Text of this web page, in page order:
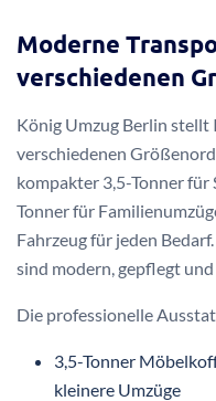
Moderne
verschiedenen
König Umzug Berlin stellt
verschiedenen
kompakter 3,5-Tonner
Tonner für
Fahrzeug für jeden
sind modern, gepflegt
Die professionelle
3,5-Tonner
kleinere Umzüge